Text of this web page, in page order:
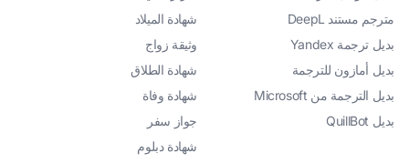
مترجم مستند DeepL
بديل ترجمة Yandex
بديل أمازون للترجمة
بديل الترجمة من Microsoft
بديل QuillBot
شهادة الميلاد
وثيقة زواج
شهادة الطلاق
شهادة وفاة
جواز سفر
شهادة دبلوم